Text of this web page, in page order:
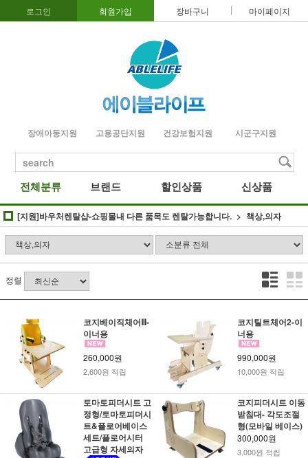
로그인 회원가입 장바구니 마이페이지
장애아동지원 고용공단지원 건강보험지원 시군구지원
search
전체분류 브랜드 할인상품 신상품
[지원]바우처렌탈샵-쇼핑몰내 다른 품목도 렌탈가능합니다. 책상,의자
정렬
코지베이직체어Ⅲ-
이너용
260,000원
2,600원 적립
코지틸트체어2-이
너용
990,000원
10,000원 적립
토마토피더시트 고
정형/토마토피더시
트&플로어베이스
세트/플로어시터
고급형 자세의자
코지피더시트 이동
받침대- 각도조절
형(모바일 베이스)
300,000원
3,000원 적립